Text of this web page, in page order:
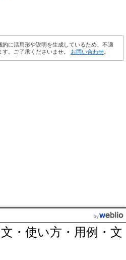
に活用形や説明を生成しているため、不適
。ご了承くださいませ。 お問い合わせ
・使い方・用例・文